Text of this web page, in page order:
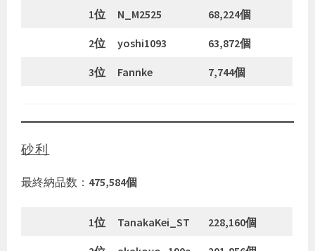
1位 N_M2525 68,224個
2位 yoshi1093 63,872個
3位 Fannke 7,744個
砂利
最終納品数： 475,584個
1位 TanakaKei_ST 228,160個